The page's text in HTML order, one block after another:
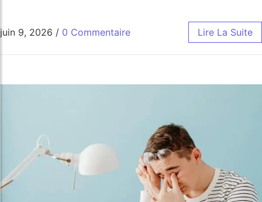
juin 9, 2026 / 0 Commentaire Lire La Suite